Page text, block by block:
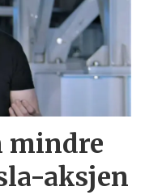
mindre
aksjen